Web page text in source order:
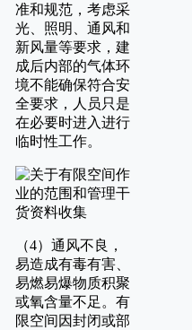
准和规范，考虑采
光、照明、通风和
新风量等要求，建
成后内部的气体环
境不能确保符合安
全要求，人员只是
在必要时进入进行
临时性工作。
（4）通风不良，
易造成有毒有害、
易燃易爆物质积聚
或氧含量不足。有
限空间因封闭或部